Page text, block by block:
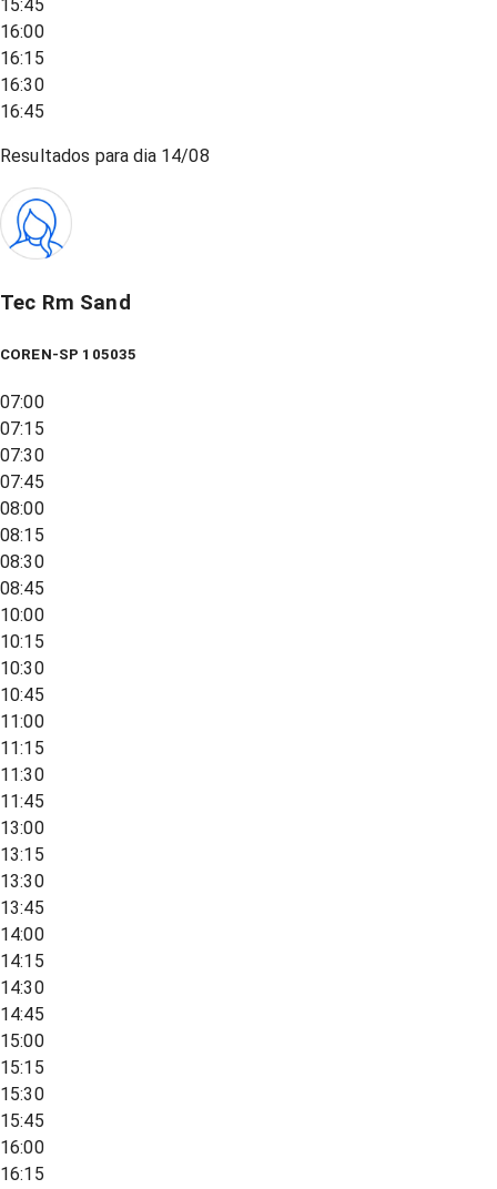
15:45
16:00
16:15
16:30
16:45
Resultados para dia 14/08
Tec Rm Sand
COREN-SP 105035
07:00
07:15
07:30
07:45
08:00
08:15
08:30
08:45
10:00
10:15
10:30
10:45
11:00
11:15
11:30
11:45
13:00
13:15
13:30
13:45
14:00
14:15
14:30
14:45
15:00
15:15
15:30
15:45
16:00
16:15